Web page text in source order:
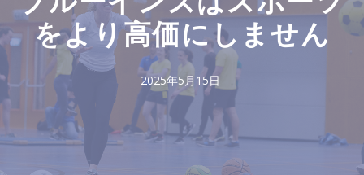
をより高価にしません
2025年5月15日